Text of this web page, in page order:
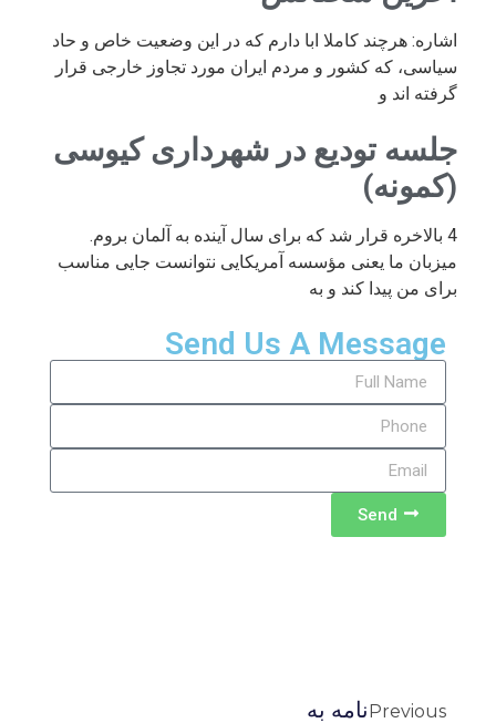
اشاره: هرچند کاملا ابا دارم که در این وضعیت خاص و حاد
سیاسی، که کشور و مردم ایران مورد تجاوز خارجی قرار
گرفته اند و
جلسه تودیع در شهرداری کیوسی
(کمونه)
4 بالاخره قرار شد که برای سال آینده به آلمان بروم.
میزبان ما یعنی مؤسسه آمریکایی نتوانست جایی مناسب
برای من پیدا کند و به
Send Us A Message
Send
Previous نامه به